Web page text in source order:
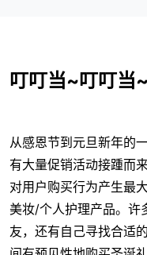
叮叮当~叮叮当
从感恩节到元旦新年的
有大量促销活动接踵而
对用户购买行为产生最
美妆/个人护理产品。许
友，还有自己寻找合适